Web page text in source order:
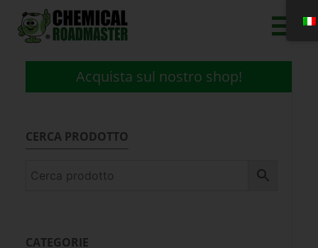
Acquista sul nostro shop!
CERCA PRODOTTO
CATEGORIE